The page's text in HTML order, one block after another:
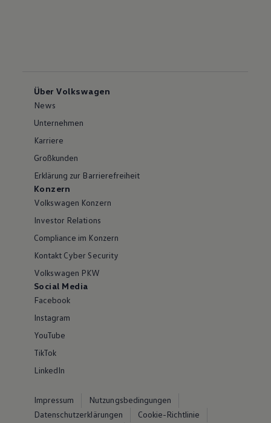
Über Volkswagen
News
Unternehmen
Karriere
Großkunden
Erklärung zur Barrierefreiheit
Konzern
Volkswagen Konzern
Investor Relations
Compliance im Konzern
Kontakt Cyber Security
Volkswagen PKW
Social Media
Facebook
Instagram
YouTube
TikTok
LinkedIn
Impressum
Nutzungsbedingungen
Datenschutzerklärungen
Cookie-Richtlinie